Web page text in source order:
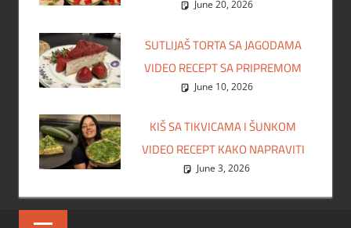
June 20, 2026
SUTLIJAŠ TORTA SA JAGODAMA
VIDEO RECEPT SA PRIPREMOM
June 10, 2026
KIŠ SA TIKVICAMA I ŠUNKOM
VIDEO RECEPT KAKO NAPRAVITI
June 3, 2026